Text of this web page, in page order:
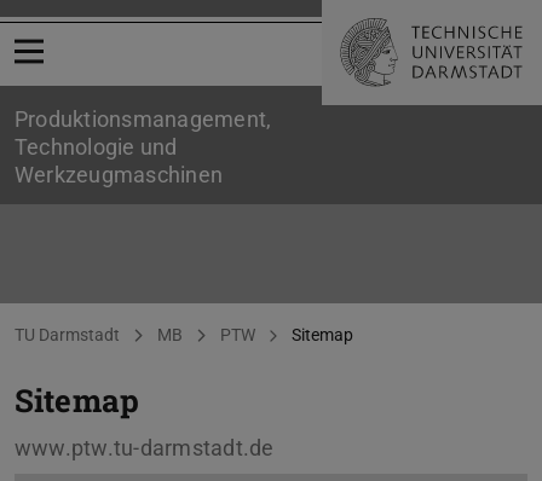
Menü öffnen
Produktionsmanagement,
Technologie und
Werkzeugmaschinen
Sie befinden sich hier:
TU Darmstadt MB PTW Sitemap
Sitemap
www.ptw.tu-darmstadt.de